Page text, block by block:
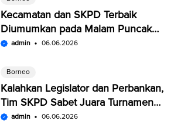
Kecamatan dan SKPD Terbaik
Diumumkan pada Malam Puncak
Penutupan Expo Saijaan Kotabaru
admin 06.06.2026
Borneo
Kalahkan Legislator dan Perbankan,
Tim SKPD Sabet Juara Turnamen
Segitiga Kotabaru
admin 06.06.2026